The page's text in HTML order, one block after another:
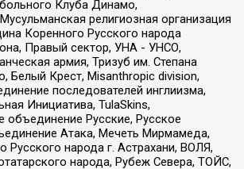
Клуба Динамо,
религиозная организация
Коренного Русского народа
Правый сектор, УНА - УНСО,
армия, Тризуб им. Степана
Белый Крест, Misanthropic division,
последователей инглиизма,
Инициатива, TulaSkins,
объединение Русские, Русское
Атака, Мечеть Мирмамеда,
Русского народа г. Астрахани, ВОЛЯ,
народа, Рубеж Севера, ТОЙС,